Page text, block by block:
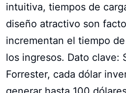
intuitiva, tiempos de
diseño atractivo son
incrementan el tiempo
los ingresos. Dato clave:
Forrester, cada dólar